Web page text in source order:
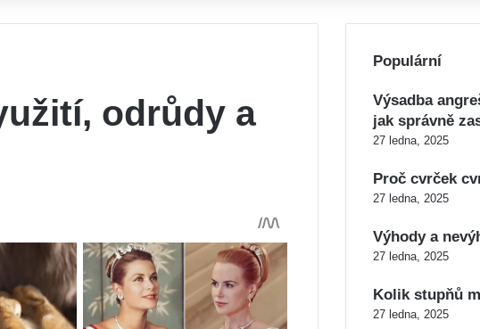
odrůdy a
Populární
Výsadba
jak správně
27 ledna, 2025
Proč cvrček
27 ledna, 2025
Výhody a
27 ledna, 2025
Kolik stupňů
27 ledna, 2025